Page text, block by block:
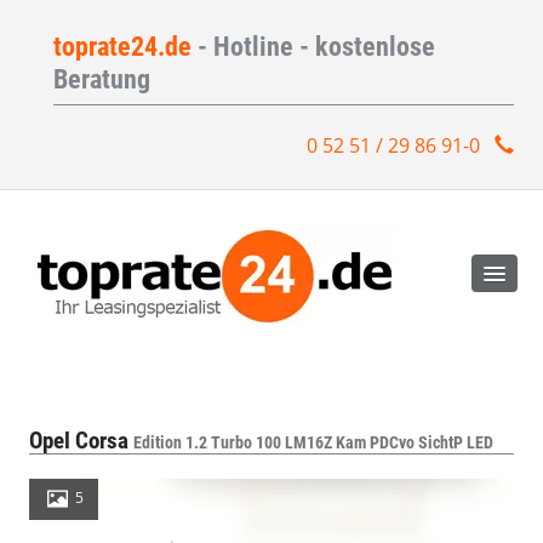
toprate24.de - Hotline - kostenlose
Beratung
0 52 51 / 29 86 91-0
Opel Corsa Edition 1.2 Turbo 100 LM16Z Kam PDCvo SichtP LED
5